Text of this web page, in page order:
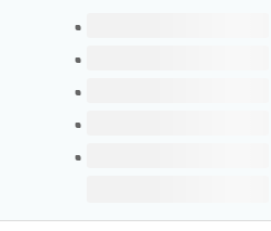
このタイトルの巻号